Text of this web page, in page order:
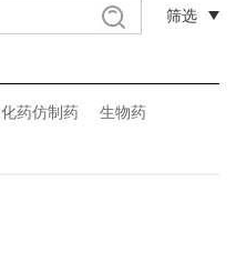
筛选
化药仿制药
生物药